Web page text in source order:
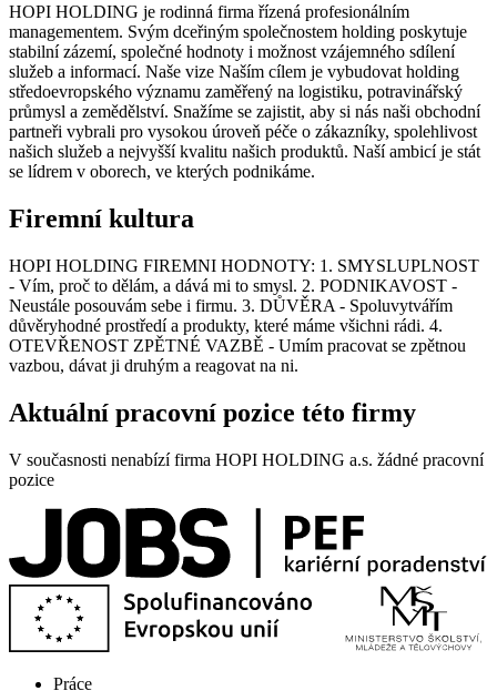
HOPI HOLDING je rodinná firma řízená profesionálním
managementem. Svým dceřiným společnostem holding poskytuje
stabilní zázemí, společné hodnoty i možnost vzájemného sdílení
služeb a informací. Naše vize Naším cílem je vybudovat holding
středoevropského významu zaměřený na logistiku, potravinářský
průmysl a zemědělství. Snažíme se zajistit, aby si nás naši obchodní
partneři vybrali pro vysokou úroveň péče o zákazníky, spolehlivost
našich služeb a nejvyšší kvalitu našich produktů. Naší ambicí je stát
se lídrem v oborech, ve kterých podnikáme.
Firemní kultura
HOPI HOLDING FIREMNI HODNOTY: 1. SMYSLUPLNOST
- Vím, proč to dělám, a dává mi to smysl. 2. PODNIKAVOST -
Neustále posouvám sebe i firmu. 3. DŮVĚRA - Spoluvytvářím
důvěryhodné prostředí a produkty, které máme všichni rádi. 4.
OTEVŘENOST ZPĚTNÉ VAZBĚ - Umím pracovat se zpětnou
vazbou, dávat ji druhým a reagovat na ni.
Aktuální pracovní pozice této firmy
V současnosti nenabízí firma HOPI HOLDING a.s. žádné pracovní
pozice
Práce